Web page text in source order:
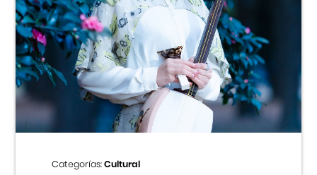
Categorías:Cultural